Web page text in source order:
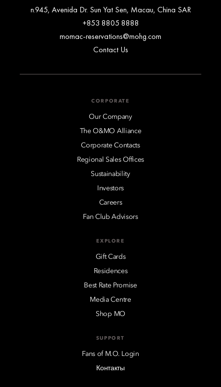
n.945, Avenida Dr. Sun Yat Sen, Macau, China SAR
+853 8805 8888
momac-reservations@mohg.com
Contact Us
CORPORATE
Our Company
The O&MO Alliance
Corporate Contacts
Regional Sales Offices
Sustainability
Investors
Careers
Fan Club Advisors
EXPLORE
Gift Cards
Residences
Best Rate Promise
Media Centre
Shop MO
SUPPORT
Fans of M.O. Login
Контакты